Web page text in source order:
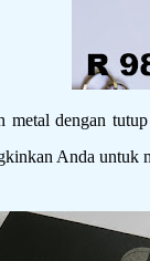
dengan tutup
Anda untuk